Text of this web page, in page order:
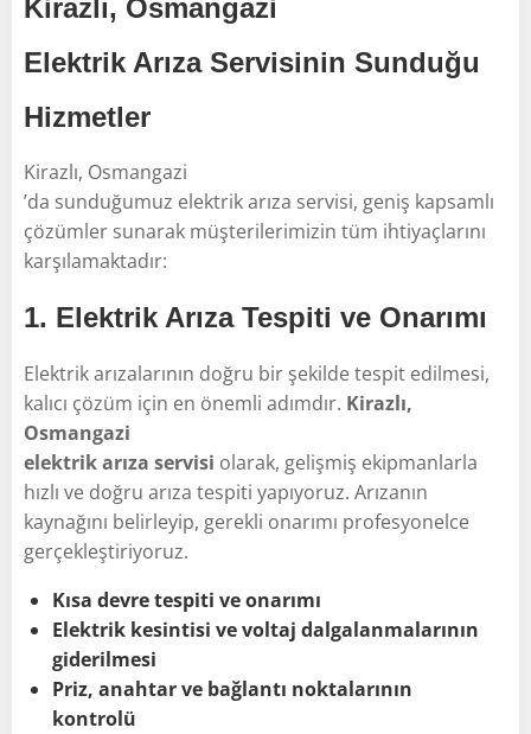
Kirazlı, Osmangazi
Elektrik Arıza Servisinin Sunduğu
Hizmetler
Kirazlı, Osmangazi
’da sunduğumuz elektrik arıza servisi, geniş kapsamlı
çözümler sunarak müşterilerimizin tüm ihtiyaçlarını
karşılamaktadır:
1. Elektrik Arıza Tespiti ve Onarımı
Elektrik arızalarının doğru bir şekilde tespit edilmesi,
kalıcı çözüm için en önemli adımdır. Kirazlı,
Osmangazi
elektrik arıza servisi olarak, gelişmiş ekipmanlarla
hızlı ve doğru arıza tespiti yapıyoruz. Arızanın
kaynağını belirleyip, gerekli onarımı profesyonelce
gerçekleştiriyoruz.
Kısa devre tespiti ve onarımı
Elektrik kesintisi ve voltaj dalgalanmalarının
giderilmesi
Priz, anahtar ve bağlantı noktalarının
kontrolü